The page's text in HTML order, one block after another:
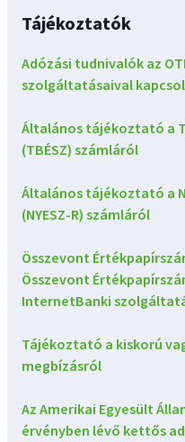
Tájékoztatók
Adózási tudnivalók az
szolgáltatásaival
Általános tájékoztató a
(TBÉSZ) számláról
Általános tájékoztató a
(NYESZ-R) számláról
Összevont
Összevont
InternetBanki
Tájékoztató a kiskorú
megbízásról
Az Amerikai Egyesült
érvényben lévő kettős